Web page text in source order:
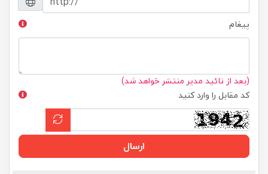
پیغام
(بعد از تائید مدیر منتشر خواهد شد)
کد مقابل را وارد کنید
ارسال